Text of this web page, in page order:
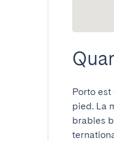
Porto
pied. La
brables